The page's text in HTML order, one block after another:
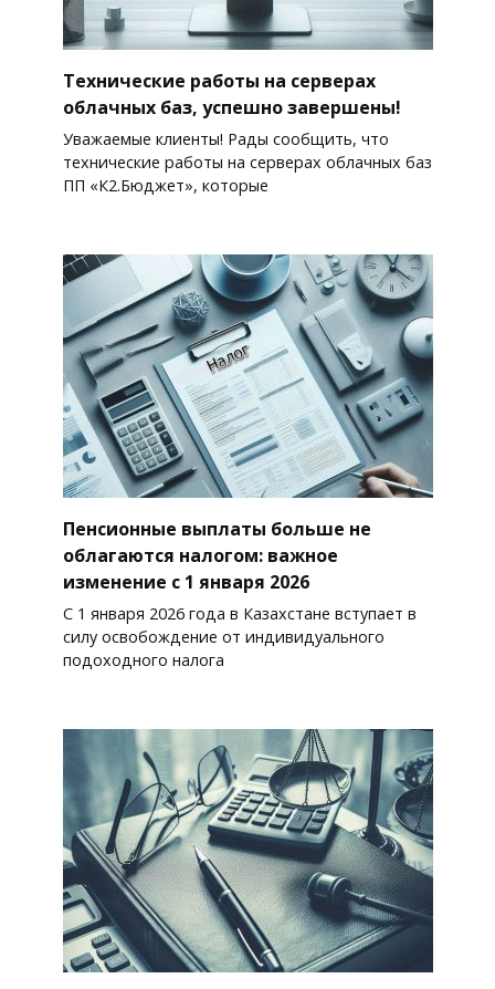
Технические работы на серверах
облачных баз, успешно завершены!
Уважаемые клиенты! Рады сообщить, что
технические работы на серверах облачных баз
ПП «К2.Бюджет», которые
Пенсионные выплаты больше не
облагаются налогом: важное
изменение с 1 января 2026
С 1 января 2026 года в Казахстане вступает в
силу освобождение от индивидуального
подоходного налога